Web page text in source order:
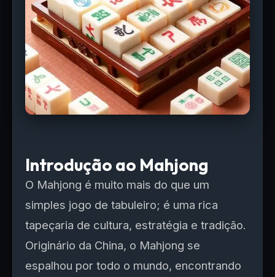
Introdução ao Mahjong
O Mahjong é muito mais do que um
simples jogo de tabuleiro; é uma rica
tapeçaria de cultura, estratégia e tradição.
Originário da China, o Mahjong se
espalhou por todo o mundo, encontrando